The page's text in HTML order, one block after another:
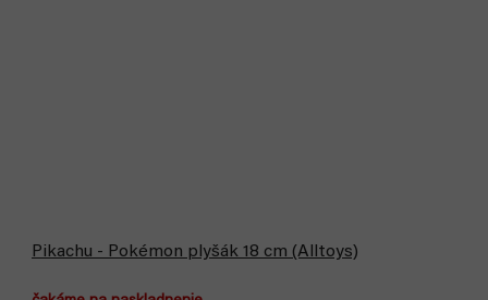
Pikachu - Pokémon plyšák 18 cm (Alltoys)